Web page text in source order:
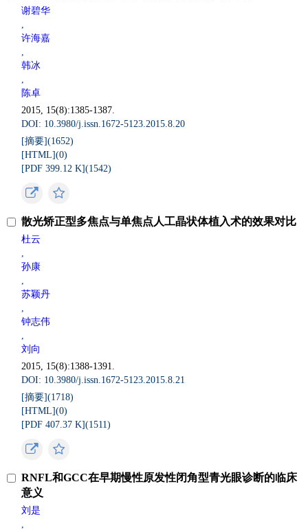
谢碧华
,
许海嘉
,
韩冰
,
陈卓
2015, 15(8):1385-1387.
DOI: 10.3980/j.issn.1672-5123.2015.8.20
[摘要](1652)
[HTML](0)
[PDF 399.12 K](1542)
散光矫正型多焦点与单焦点人工晶状体植入术的效果对比
杜云
,
孙康
,
苏颖丹
,
钟志伟
,
刘向
2015, 15(8):1388-1391.
DOI: 10.3980/j.issn.1672-5123.2015.8.21
[摘要](1718)
[HTML](0)
[PDF 407.37 K](1511)
RNFL和GCC在早期慢性原发性闭角型青光眼诊断的临床
意义
刘是
,